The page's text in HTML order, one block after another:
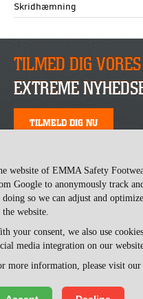
website of EMMA Safety
Google to anonymously track
so we can adjust and
website.
your consent, we also use
media integration on our
more information, please visit our
Skridhæmning
TILMED DIG VORES
EXTREME
TILMELD DIG NU
Emma Safety Footwear - made